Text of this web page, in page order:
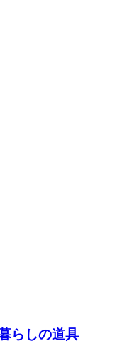
らしの道具